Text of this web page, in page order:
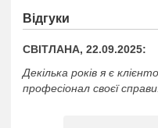
Відгуки
СВІТЛАНА, 22.09.2025:
Декілька років я є
професіонал своєї